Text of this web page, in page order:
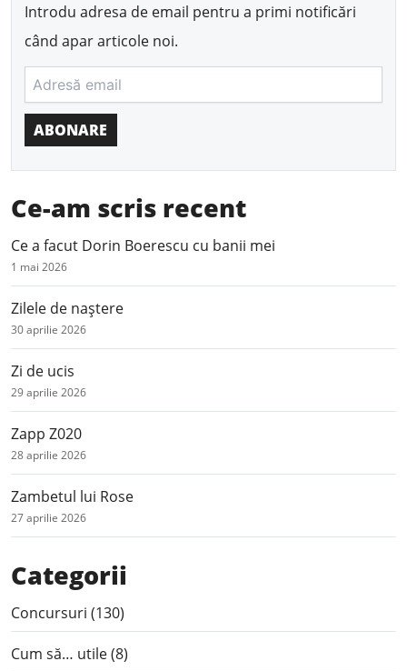
Introdu adresa de email pentru a primi notificări
când apar articole noi.
ABONARE
Ce-am scris recent
Ce a facut Dorin Boerescu cu banii mei
1 mai 2026
Zilele de naștere
30 aprilie 2026
Zi de ucis
29 aprilie 2026
Zapp Z020
28 aprilie 2026
Zambetul lui Rose
27 aprilie 2026
Categorii
Concursuri (130)
Cum să… utile(8)